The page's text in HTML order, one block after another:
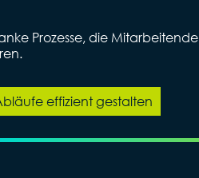
Prozesse, die Mitarbeitende
effizient gestalten